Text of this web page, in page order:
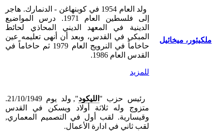
ملكيئور، ميخائيل
ولد العام 1954 في كوبنهاغن - الدنمارك. هاجر
إلى فلسطين العام 1971. درس المواضيع
الدينية في المعهد الديني المحاذي لحائط
المبكى في القدس، وبعد أن أنهى تعليمه عين
حاخاماً في النرويج العام 1979 ثم حاخاماً في
القدس العام 1986.
للمزيد
رئيس حزب " الليكود
", ولد يوم 21/10/1949.
متزوج وله ثلاثة أولاد ويسكن في القدس
وقيسارية. لقب أول في التصميم المعماري,
لقب ثاني في ادارة الأعمال.